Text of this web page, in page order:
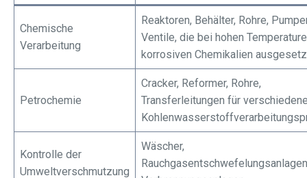
Chemische
Verarbeitung
Reaktoren, Behälter, Rohre,
Ventile, die bei hohen
korrosiven Chemikalien
Petrochemie
Cracker, Reformer, Rohre,
Transferleitungen für
Kontrolle der
Umweltverschmutzung
Wäscher,